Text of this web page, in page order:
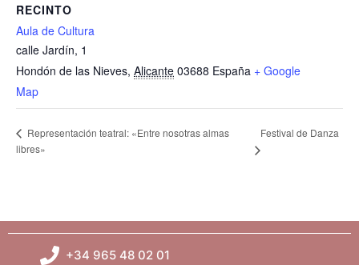
RECINTO
Aula de Cultura
calle Jardín, 1
Hondón de las Nieves, Alicante 03688 España + Google
Map
Representación teatral: «Entre nosotras almas
libres»
Festival de Danza
+34 965 48 02 01